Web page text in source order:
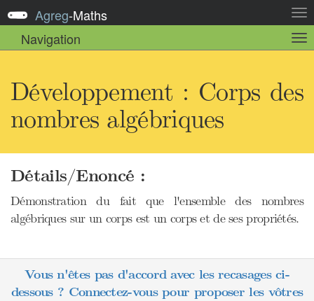
la
Agreg-Maths
Navigation
la
Développement : Corps des
nombres algébriques
Détails/Enoncé :
Démonstration du fait que l'ensemble des nombres
algébriques sur un corps est un corps et de ses propriétés.
Vous n'êtes pas d'accord avec les recasages ci-
dessous ? Connectez-vous pour proposer les vôtres